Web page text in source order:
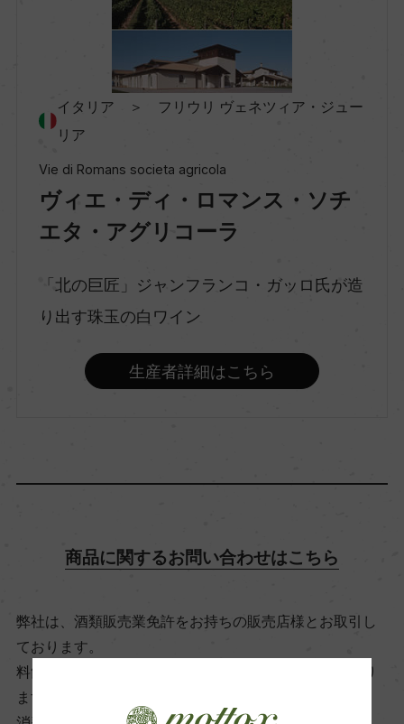
スティルワイン
味わい
ピノ・ネロ 100%
有機JAS認証
イタリア ＞ フリウリ ヴェネツィア・ジュー
リア
Vie di Romans societa agricola
ヴィエ・ディ・ロマンス・ソチ
エタ・アグリコーラ
「北の巨匠」ジャンフランコ・ガッロ氏が造
り出す珠玉の白ワイン
生産者詳細はこちら
商品に関するお問い合わせはこちら
弊社は、酒類販売業免許をお持ちの販売店様とお取引し
ております。
料飲店様には帳合酒販店様を通して商品を提供しており
ます。